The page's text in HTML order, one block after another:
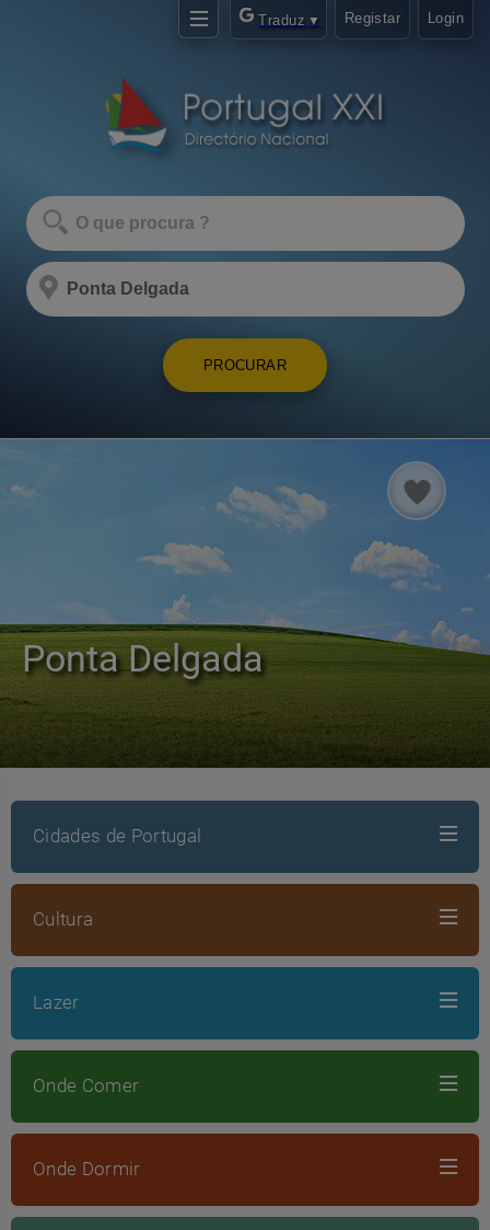
Traduz ▼ Registar Login
PROCURAR
Ponta Delgada
Cidades de Portugal
Cultura
Lazer
Onde Comer
Onde Dormir